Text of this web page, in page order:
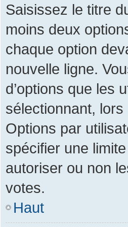
Saisissez le titre
moins deux
chaque option
nouvelle ligne.
d’options que les
sélectionnant,
Options par
spécifier une
autoriser ou non
votes.
Haut